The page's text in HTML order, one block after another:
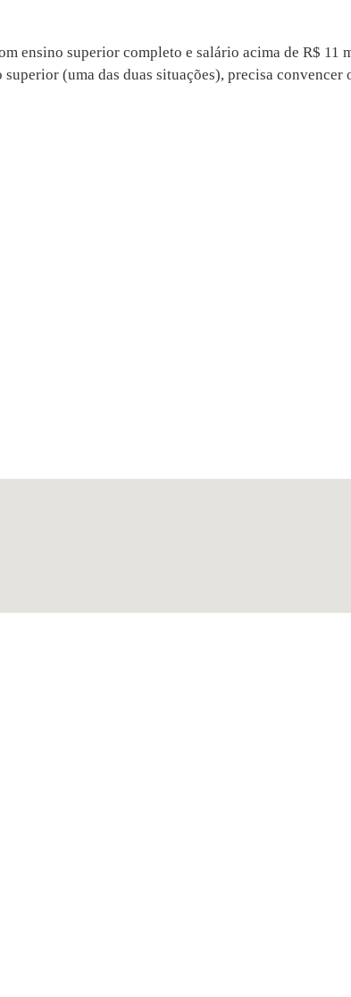
ensino superior completo e salário acima de R$ 11
(uma das duas situações), precisa convencer